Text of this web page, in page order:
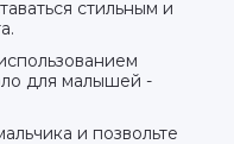
стильным и
для малышей -
и позвольте